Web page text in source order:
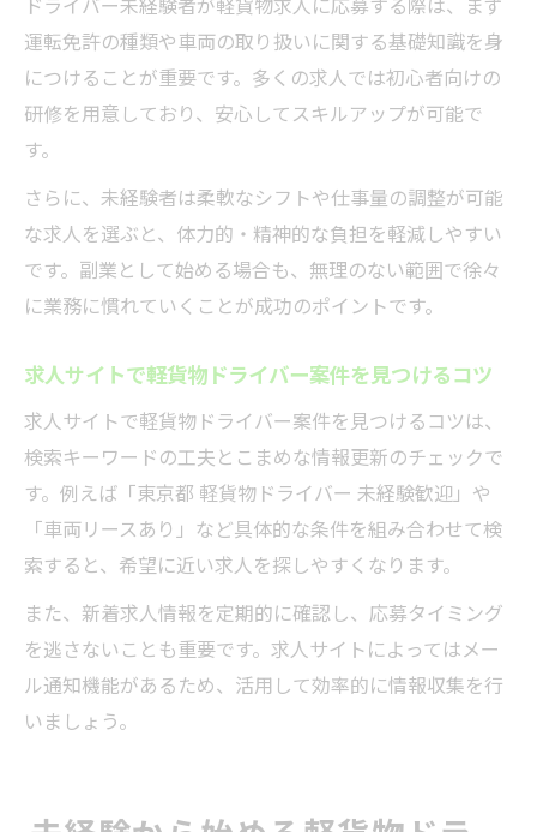
業務委託軽貨物求人で安定収入を目指す方
法
運転免許の種類や車両の取り扱いに関する基礎知識を身
につけることが重要です。多くの求人では初心者向けの
研修を用意しており、安心してスキルアップが可能で
す。
さらに、未経験者は柔軟なシフトや仕事量の調整が可能
な求人を選ぶと、体力的・精神的な負担を軽減しやすい
です。副業として始める場合も、無理のない範囲で徐々
に業務に慣れていくことが成功のポイントです。
求人サイトで軽貨物ドライバー案件を見つけるコツ
求人サイトで軽貨物ドライバー案件を見つけるコツは、
検索キーワードの工夫とこまめな情報更新のチェックで
す。例えば「東京都 軽貨物ドライバー 未経験歓迎」や
「車両リースあり」など具体的な条件を組み合わせて検
索すると、希望に近い求人を探しやすくなります。
また、新着求人情報を定期的に確認し、応募タイミング
を逃さないことも重要です。求人サイトによってはメー
ル通知機能があるため、活用して効率的に情報収集を行
いましょう。